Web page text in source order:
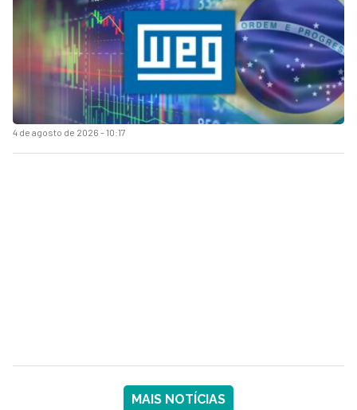
4 de agosto de 2026 - 10:17
MAIS NOTÍCIAS